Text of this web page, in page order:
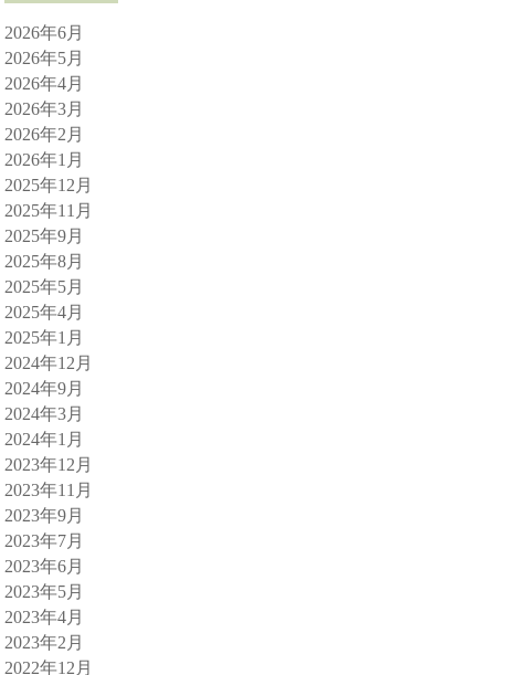
2026年6月
2026年5月
2026年4月
2026年3月
2026年2月
2026年1月
2025年12月
2025年11月
2025年9月
2025年8月
2025年5月
2025年4月
2025年1月
2024年12月
2024年9月
2024年3月
2024年1月
2023年12月
2023年11月
2023年9月
2023年7月
2023年6月
2023年5月
2023年4月
2023年2月
2022年12月